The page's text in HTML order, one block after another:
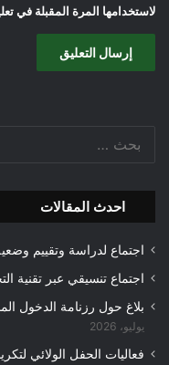
لاستخدامها المرة المقبلة في
احدث المقالات
اجتماع لدراسة وتقييم
اجتماع تنسيقي عبر تقنية
بلاغ حول رزنامة الدخول
يوليو، 2026
فعاليات الحفل الولائي